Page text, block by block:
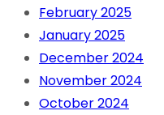
February 2025
January 2025
December 2024
November 2024
October 2024